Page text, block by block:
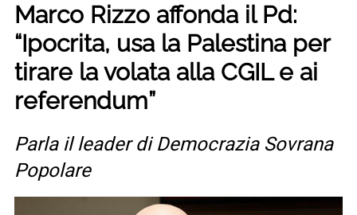
Marco Rizzo affonda il Pd:
“Ipocrita, usa la Palestina per
tirare la volata alla CGIL e ai
referendum”
Parla il leader di Democrazia Sovrana
Popolare